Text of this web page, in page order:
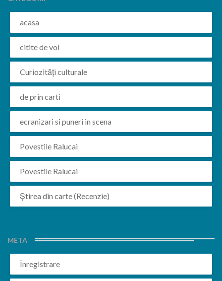
acasa
citite de voi
Curiozități culturale
de prin carti
ecranizari si puneri in scena
Povestile Ralucai
Povestile Ralucai
Știrea din carte (Recenzie)
META
Înregistrare